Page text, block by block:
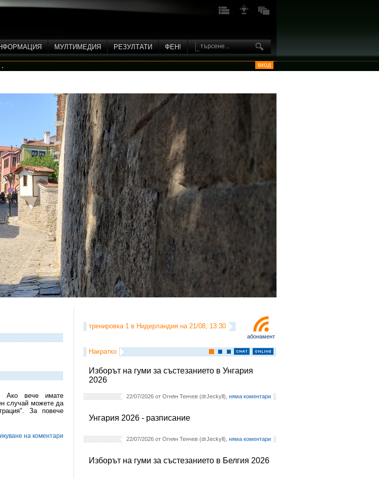
МУЛТИМЕДИЯ РЕЗУЛТАТИ ФЕН!
вход
абонамент
тренировка 1 в Нидерландия на 21/08, 13:30
Накратко
Изборът на гуми за състезанието в Унгария
2026
22/07/2026 от Огнян Тенчев (drJeckyll), няма коментари
Унгария 2026 - разписание
22/07/2026 от Огнян Тенчев (drJeckyll), няма коментари
Изборът на гуми за състезанието в Белгия 2026
Ако вече имате
случай можете да
За повече
на коментари